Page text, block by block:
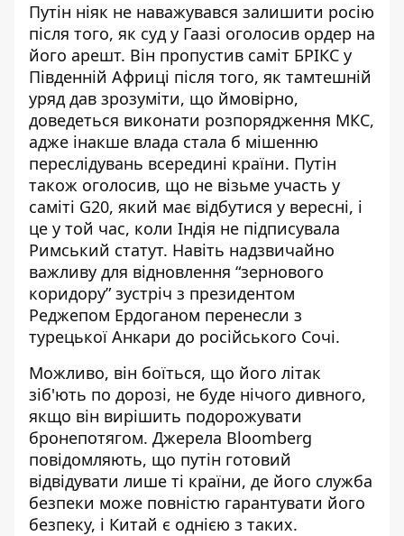
Путін ніяк не наважувався залишити росію
після того, як суд у Гаазі оголосив ордер на
його арешт. Він пропустив саміт БРІКС у
Південній Африці після того, як тамтешній
уряд дав зрозуміти, що ймовірно,
доведеться виконати розпорядження МКС,
адже інакше влада стала б мішенню
переслідувань всередині країни. Путін
також оголосив, що не візьме участь у
саміті G20, який має відбутися у вересні, і
це у той час, коли Індія не підписувала
Римський статут. Навіть надзвичайно
важливу для відновлення “зернового
коридору” зустріч з президентом
Реджепом Ердоганом перенесли з
турецької Анкари до російського Сочі.
Можливо, він боїться, що його літак
зіб'ють по дорозі, не буде нічого дивного,
якщо він вирішить подорожувати
бронепотягом. Джерела Bloomberg
повідомляють, що путін готовий
відвідувати лише ті країни, де його служба
безпеки може повністю гарантувати його
безпеку, і Китай є однією з таких.